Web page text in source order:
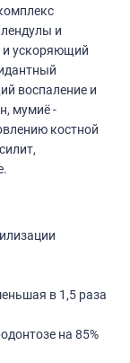
и
и ускоряющий
воспаление и
мумиё -
костной
в 1,5 раза
на 85%